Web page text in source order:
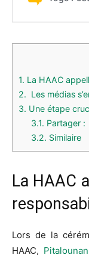
1. La HAAC
2. Les médias
3. Une étape
3.1. Partager :
3.2. Similaire
La HAAC
Lors de la
HAAC,